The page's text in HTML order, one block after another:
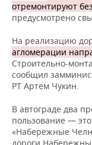
КИБЕРСПОРТ
ВОДНЫЕ ВИДЫ
ХОККЕЙ С
КУЛЬТУРА
ОБРАЗОВАНИЕ
ПРОИСШЕСТВИЯ
СПИСОК
отремонтируют
предусмотрено
На реализацию
агломерации
Строительно-
сообщил
РТ Артем Чукин.
В автограде два
пользование —
«Набережные